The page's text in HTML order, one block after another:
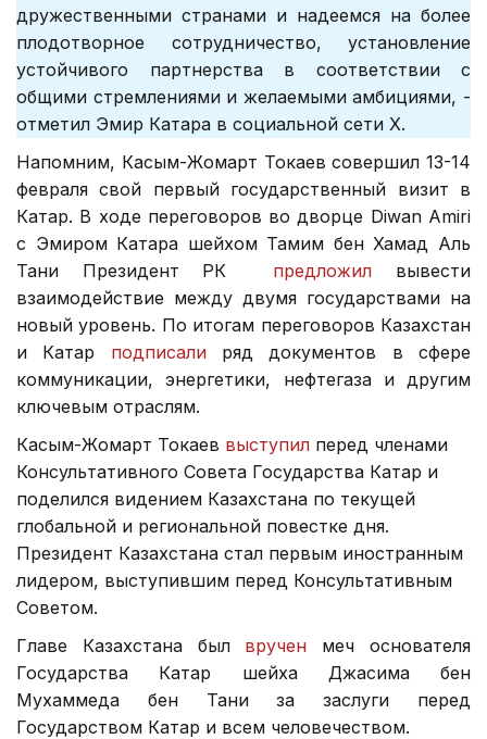
дружественными странами и надеемся на более
плодотворное сотрудничество, установление
устойчивого партнерства в соответствии с
общими стремлениями и желаемыми амбициями, -
отметил Эмир Катара в социальной сети Х.
Напомним, Касым-Жомарт Токаев совершил 13-14
февраля свой первый государственный визит в
Катар. В ходе переговоров во дворце Diwan Amiri
с Эмиром Катара шейхом Тамим бен Хамад Аль
Тани Президент РК предложил вывести
взаимодействие между двумя государствами на
новый уровень. По итогам переговоров Казахстан
и Катар подписалиряд документов в сфере
коммуникации, энергетики, нефтегаза и другим
ключевым отраслям.
Касым-Жомарт Токаев выступил перед членами
Консультативного Совета Государства Катар и
поделился видением Казахстана по текущей
глобальной и региональной повестке дня.
Президент Казахстана стал первым иностранным
лидером, выступившим перед Консультативным
Советом.
Главе Казахстана был вручен меч основателя
Государства Катар шейха Джасима бен
Мухаммеда бен Тани за заслуги перед
Государством Катар и всем человечеством.